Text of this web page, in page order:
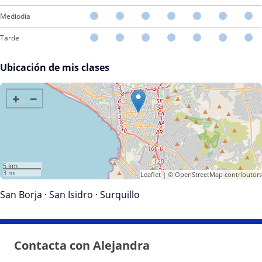
Mediodía
Tarde
Ubicación de mis clases
+ −
5 km
3 mi
Leaflet| © OpenStreetMap contributors
San Borja · San Isidro · Surquillo
Contacta con Alejandra